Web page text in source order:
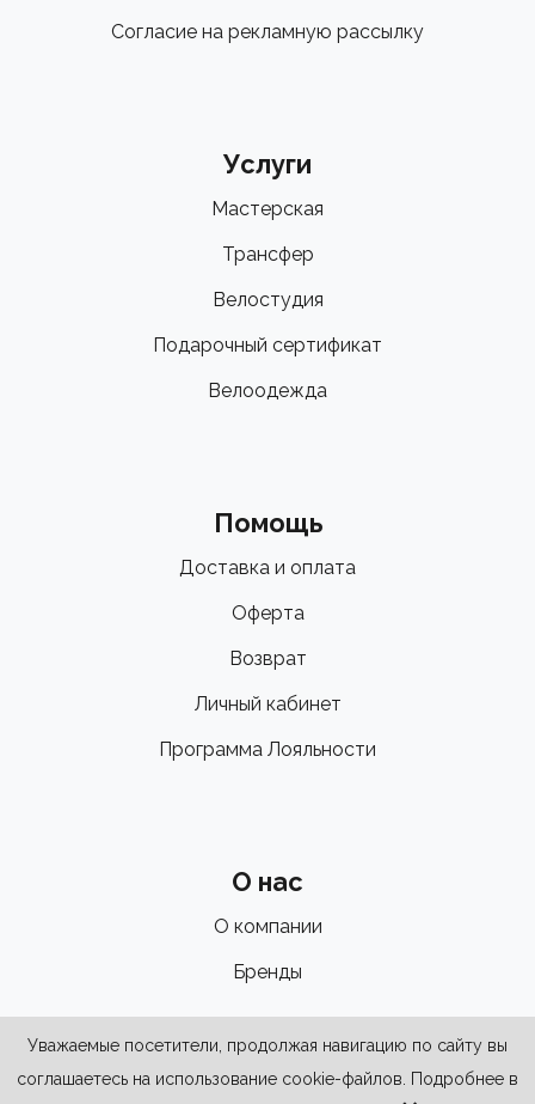
Согласие на рекламную рассылку
Услуги
Мастерская
Трансфер
Велостудия
Подарочный сертификат
Велоодежда
Помощь
Доставка и оплата
Оферта
Возврат
Личный кабинет
Программа Лояльности
О нас
О компании
Бренды
Уважаемые посетители, продолжая навигацию по сайту вы
соглашаетесь на использование cookie-файлов. Подробнее в